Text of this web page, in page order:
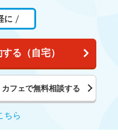
に
る（自宅）
カフェで無料相談する
ちら